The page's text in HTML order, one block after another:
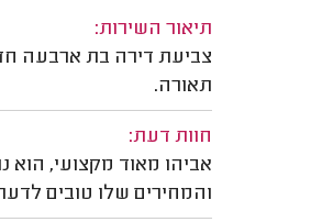
תיאור השירות:
צביעת דירה בת ארבעה
תאורה.
חוות דעת:
אביהו מאוד מקצועי, הוא
והמחירים שלו טובים